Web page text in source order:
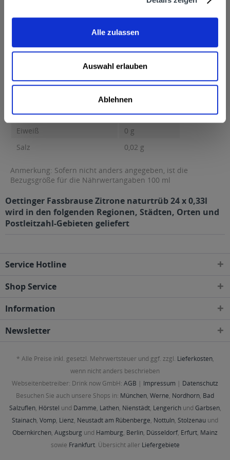
Alle zulassen
Auswahl erlauben
Ablehnen
Brennwert 29 kcal / 124 kJ Fett 0,5 g davon gesättigte Fettsäuren
Brennwert
29 kcal / 124 kJ
0,5 g
davon gesättigte Fettsäuren
0,1 g
5,3 g
davon Zucker
5,3 g
Eiweiß
0 g
Salz
0,02 g
Anmerkung: Sofern nicht anders angegeben, ist die
Bezugsgröße für die Nährwertangaben 100 ml
Oettinger Fassbrause Zitrone naturtrüb 24 x 0,33l
wird in den folgenden Regionen, Städten, Orten und
Postleitzahl-Gebieten geliefert
Service Hotline
Shop Service
Information
Newsletter
* Alle Preise inkl. gesetzl. Mehrwertsteuer und ggf. zzgl. Lieferkosten,
wenn nicht anders beschrieben
Webseitenbetreiber: Drink now GmbH: AGB | Impressum | Datenschutz
Besuchen Sie auch unsere Shops in: München, Werne, Nordhorn, Bad
Salzuflen, Hörstel und Damme, Lathen, Nienstädt, Lengerichund Garbsen,
Stainach, Vomp, Lienz, Neustadt am Rübenberge, Nottuln, Stolzenau und
Obernkirchen, Augsburg und Hamburg, Berlin, Düsseldorf, Erfurt, Mainz
sowie Frankfurt. Übersicht aller Liefergebiete